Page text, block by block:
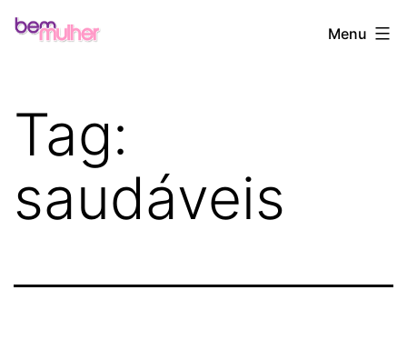
Pular
conteúdo
Bem
Menu
Tag:
saudáveis